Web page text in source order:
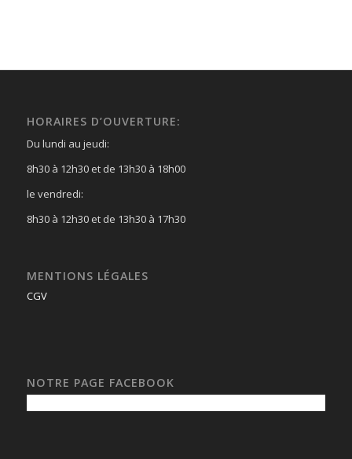
HORAIRES D’OUVERTURE:
Du lundi au jeudi:
8h30 à 12h30 et de 13h30 à 18h00
le vendredi:
8h30 à 12h30 et de 13h30 à 17h30
MENTIONS LÉGALES
CGV
NOTRE PAGE FACEBOOK